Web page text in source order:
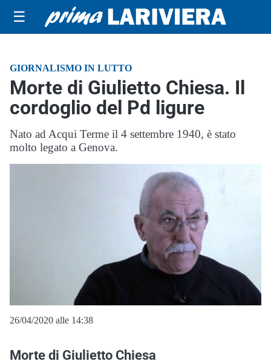
☰
GIORNALISMO IN LUTTO
Morte di Giulietto Chiesa. Il
cordoglio del Pd ligure
Nato ad Acqui Terme il 4 settembre 1940, è stato
molto legato a Genova.
26/04/2020 alle 14:38
Morte di Giulietto Chiesa